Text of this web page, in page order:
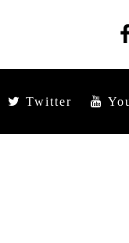
Twitter